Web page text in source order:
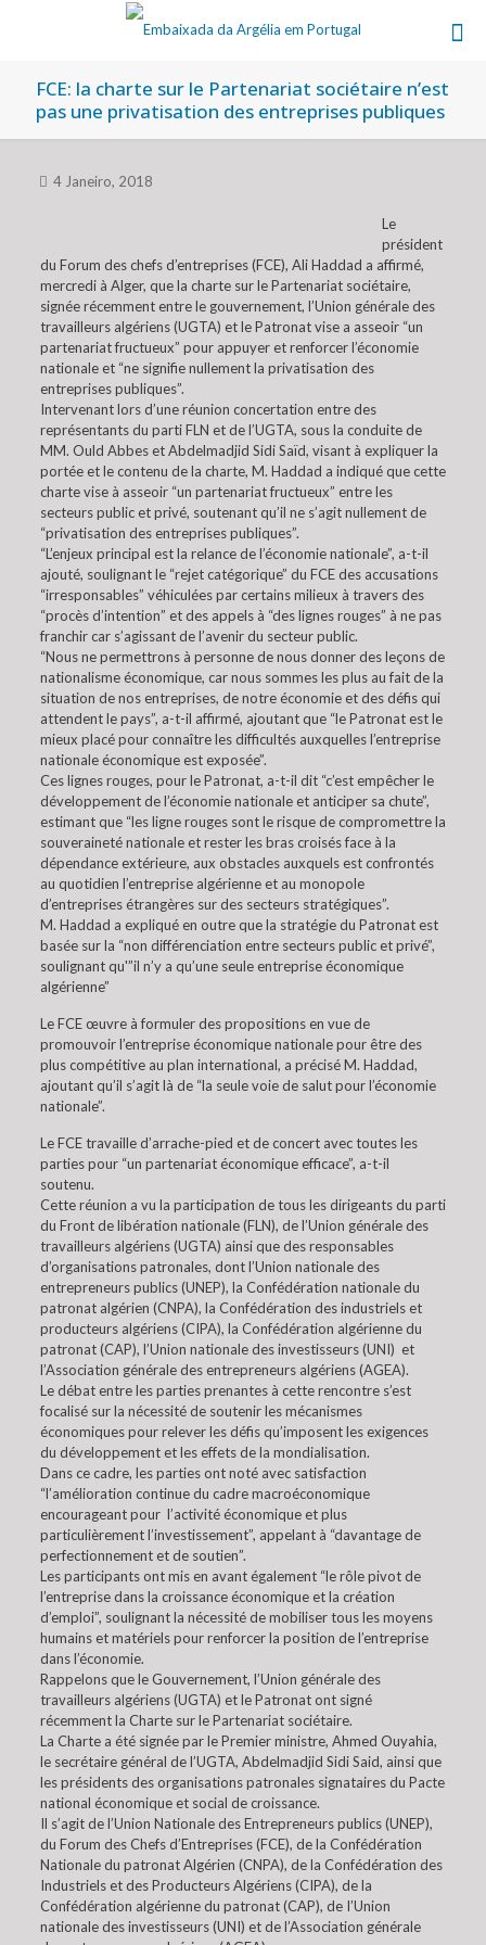
FCE: la charte sur le Partenariat sociétaire n’est
pas une privatisation des entreprises publiques
4 Janeiro, 2018
Le
président
du Forum des chefs d’entreprises (FCE), Ali Haddad a affirmé,
mercredi à Alger, que la charte sur le Partenariat sociétaire,
signée récemment entre le gouvernement, l’Union générale des
travailleurs algériens (UGTA) et le Patronat vise a asseoir “un
partenariat fructueux” pour appuyer et renforcer l’économie
nationale et “ne signifie nullement la privatisation des
entreprises publiques”.
Intervenant lors d’une réunion concertation entre des
représentants du parti FLN et de l’UGTA, sous la conduite de
MM. Ould Abbes et Abdelmadjid Sidi Saïd, visant à expliquer la
portée et le contenu de la charte, M. Haddad a indiqué que cette
charte vise à asseoir “un partenariat fructueux” entre les
secteurs public et privé, soutenant qu’il ne s’agit nullement de
“privatisation des entreprises publiques”.
“L’enjeux principal est la relance de l’économie nationale”, a-t-il
ajouté, soulignant le “rejet catégorique” du FCE des accusations
“irresponsables” véhiculées par certains milieux à travers des
“procès d’intention” et des appels à “des lignes rouges” à ne pas
franchir car s’agissant de l’avenir du secteur public.
“Nous ne permettrons à personne de nous donner des leçons de
nationalisme économique, car nous sommes les plus au fait de la
situation de nos entreprises, de notre économie et des défis qui
attendent le pays”, a-t-il affirmé, ajoutant que “le Patronat est le
mieux placé pour connaître les difficultés auxquelles l’entreprise
nationale économique est exposée”.
Ces lignes rouges, pour le Patronat, a-t-il dit “c’est empêcher le
développement de l’économie nationale et anticiper sa chute”,
estimant que “les ligne rouges sont le risque de compromettre la
souveraineté nationale et rester les bras croisés face à la
dépendance extérieure, aux obstacles auxquels est confrontés
au quotidien l’entreprise algérienne et au monopole
d’entreprises étrangères sur des secteurs stratégiques”.
M. Haddad a expliqué en outre que la stratégie du Patronat est
basée sur la “non différenciation entre secteurs public et privé”,
soulignant qu'”il n’y a qu’une seule entreprise économique
algérienne”
Le FCE œuvre à formuler des propositions en vue de
promouvoir l’entreprise économique nationale pour être des
plus compétitive au plan international, a précisé M. Haddad,
ajoutant qu’il s’agit là de “la seule voie de salut pour l’économie
nationale”.
Le FCE travaille d’arrache-pied et de concert avec toutes les
parties pour “un partenariat économique efficace”, a-t-il
soutenu.
Cette réunion a vu la participation de tous les dirigeants du parti
du Front de libération nationale (FLN), de l’Union générale des
travailleurs algériens (UGTA) ainsi que des responsables
d’organisations patronales, dont l’Union nationale des
entrepreneurs publics (UNEP), la Confédération nationale du
patronat algérien (CNPA), la Confédération des industriels et
producteurs algériens (CIPA), la Confédération algérienne du
patronat (CAP), l’Union nationale des investisseurs (UNI) et
l’Association générale des entrepreneurs algériens (AGEA).
Le débat entre les parties prenantes à cette rencontre s’est
focalisé sur la nécessité de soutenir les mécanismes
économiques pour relever les défis qu’imposent les exigences
du développement et les effets de la mondialisation.
Dans ce cadre, les parties ont noté avec satisfaction
“l’amélioration continue du cadre macroéconomique
encourageant pour l’activité économique et plus
particulièrement l’investissement”, appelant à “davantage de
perfectionnement et de soutien”.
Les participants ont mis en avant également “le rôle pivot de
l’entreprise dans la croissance économique et la création
d’emploi”, soulignant la nécessité de mobiliser tous les moyens
humains et matériels pour renforcer la position de l’entreprise
dans l’économie.
Rappelons que le Gouvernement, l’Union générale des
travailleurs algériens (UGTA) et le Patronat ont signé
récemment la Charte sur le Partenariat sociétaire.
La Charte a été signée par le Premier ministre, Ahmed Ouyahia,
le secrétaire général de l’UGTA, Abdelmadjid Sidi Said, ainsi que
les présidents des organisations patronales signataires du Pacte
national économique et social de croissance.
Il s’agit de l’Union Nationale des Entrepreneurs publics (UNEP),
du Forum des Chefs d’Entreprises (FCE), de la Confédération
Nationale du patronat Algérien (CNPA), de la Confédération des
Industriels et des Producteurs Algériens (CIPA), de la
Confédération algérienne du patronat (CAP), de I’Union
nationale des investisseurs (UNI) et de l’Association générale